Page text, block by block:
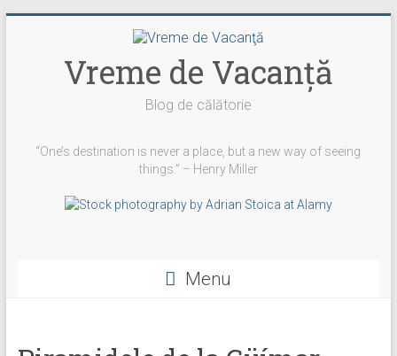
Vreme de Vacanţă
Blog de călătorie
“One’s destination is never a place, but a new way of seeing
things.” – Henry Miller
vremedevacanta
@vremedevacanta
vremedevacanta.ro
Menu